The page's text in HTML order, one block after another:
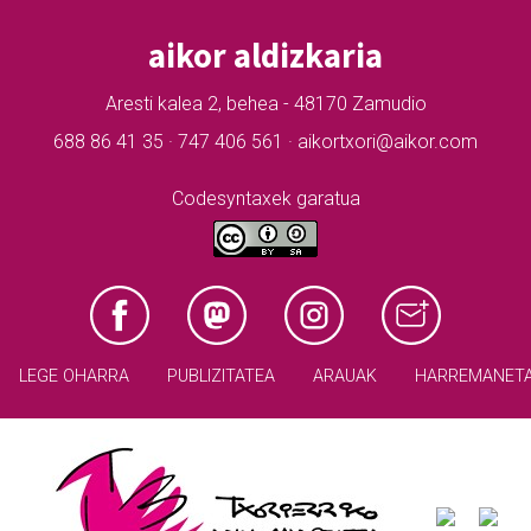
aikor aldizkaria
Aresti kalea 2, behea - 48170 Zamudio
688 86 41 35 · 747 406 561 · aikortxori@aikor.com
Codesyntaxek garatua
LEGE OHARRA PUBLIZITATEA ARAUAK